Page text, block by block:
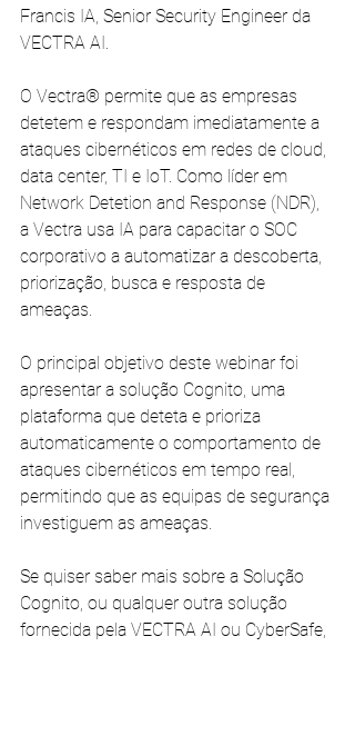
Francis IA, Senior Security Engineer da
VECTRA AI.
O Vectra® permite que as empresas
detetem e respondam imediatamente a
ataques cibernéticos em redes de cloud,
data center, TI e IoT. Como líder em
Network Detetion and Response (NDR),
a Vectra usa IA para capacitar o SOC
corporativo a automatizar a descoberta,
priorização, busca e resposta de
ameaças.
O principal objetivo deste webinar foi
apresentar a solução Cognito, uma
plataforma que deteta e prioriza
automaticamente o comportamento de
ataques cibernéticos em tempo real,
permitindo que as equipas de segurança
investiguem as ameaças.
Se quiser saber mais sobre a Solução
Cognito, ou qualquer outra solução
fornecida pela VECTRA AI ou CyberSafe,